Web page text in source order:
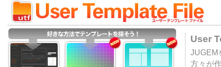
User
JUGEM
方々が